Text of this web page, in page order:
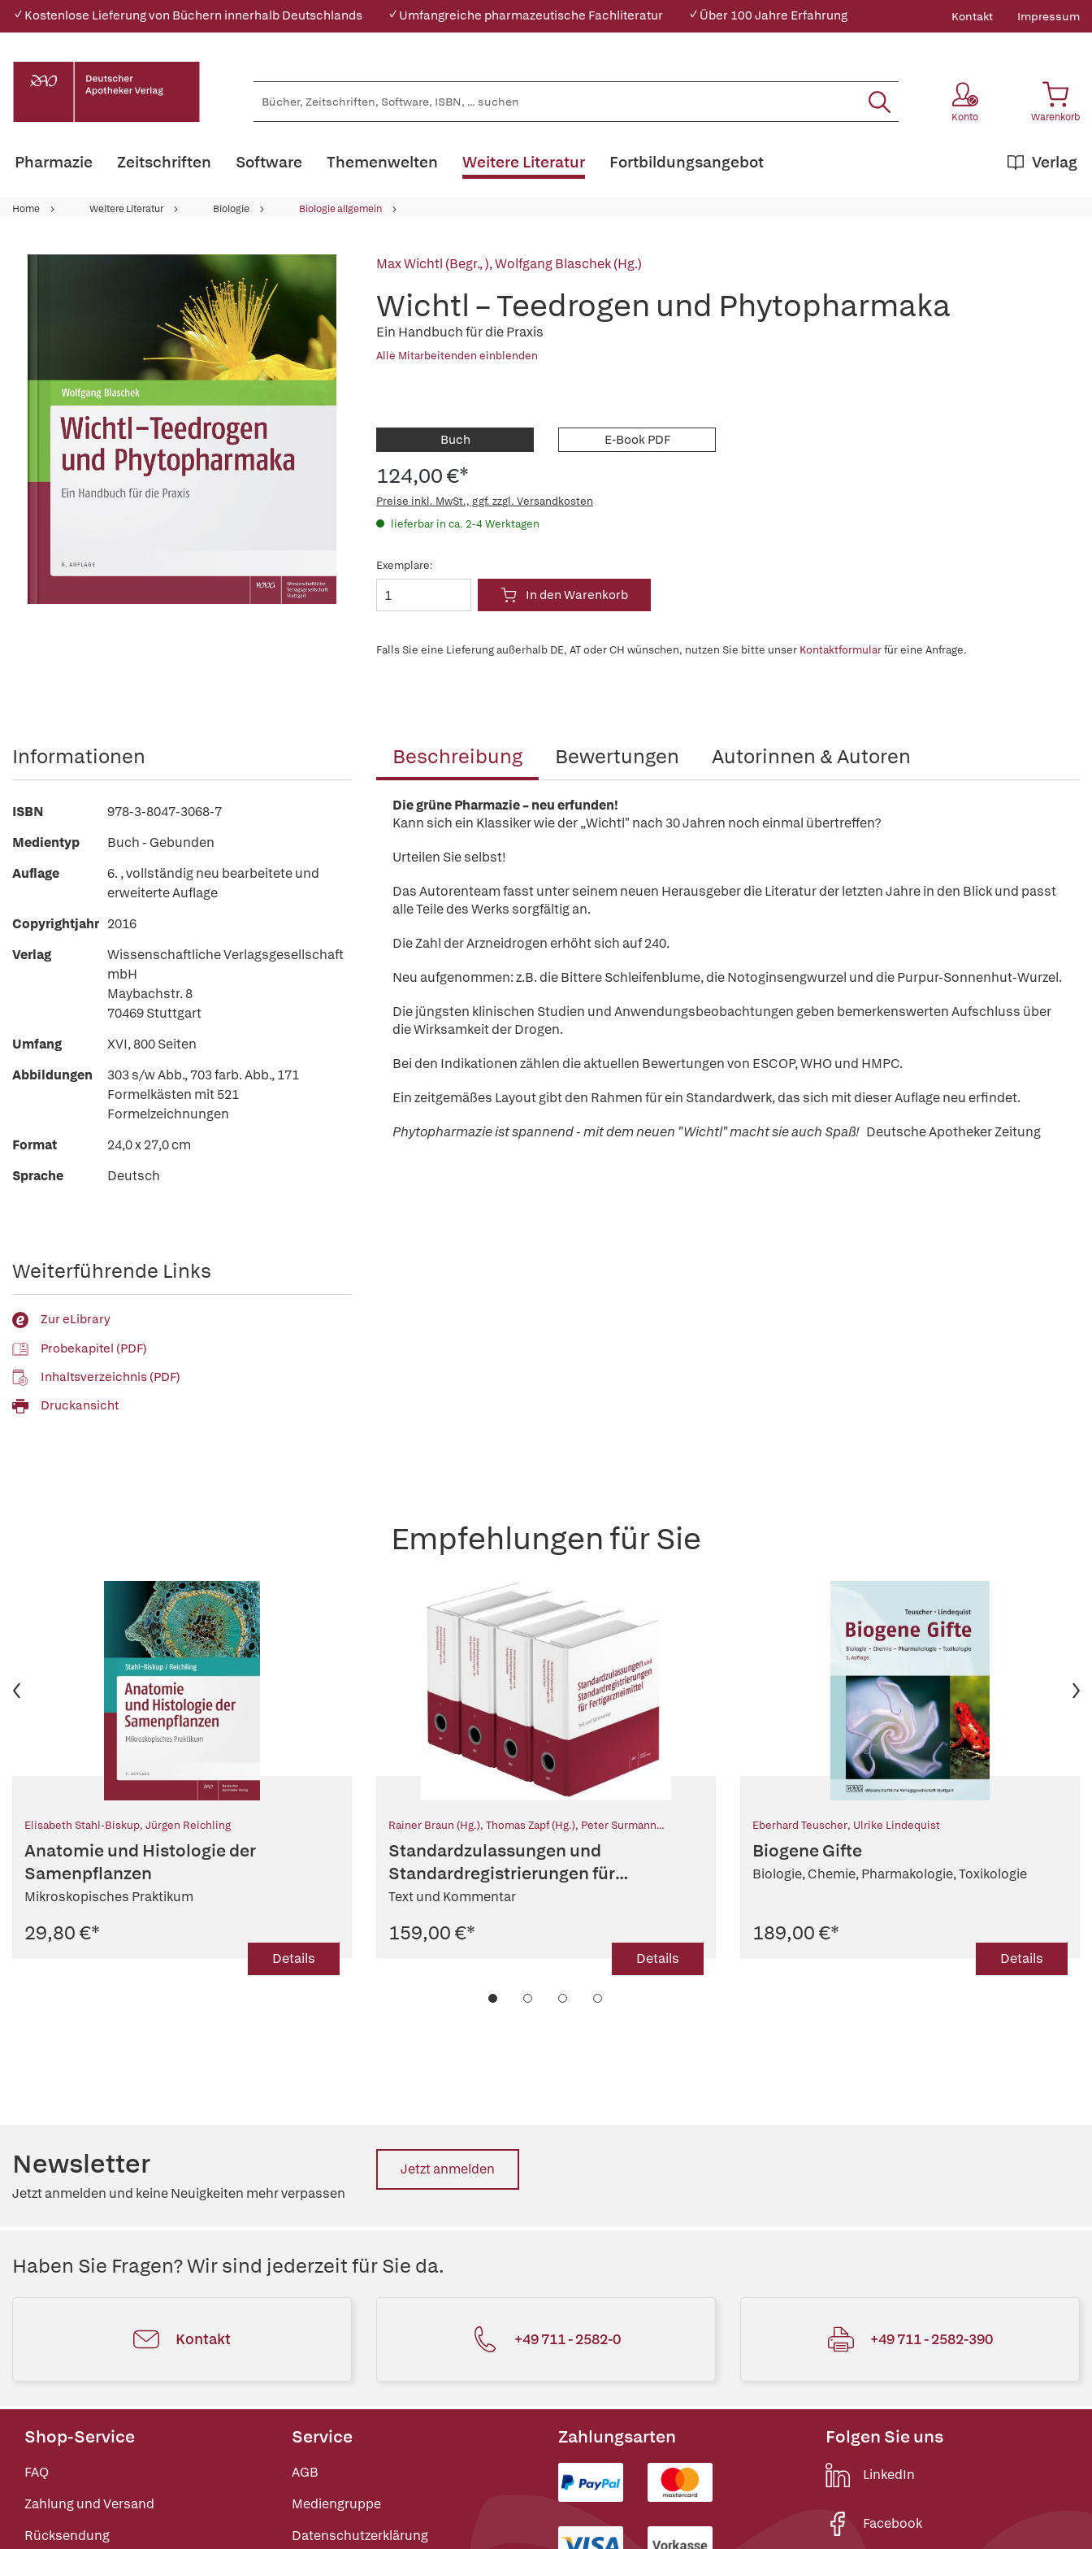
✓ Kostenlose Lieferung von Büchern innerhalb Deutschlands ✓ Umfangreiche pharmazeutische Fachliteratur ✓ Über 100 Jahre Erfahrung Kontakt Impressum
Konto Warenkorb
Pharmazie Zeitschriften Software Themenwelten Weitere Literatur Verlag
Fortbildungsangebot
Home Weitere Literatur Biologie Biologie allgemein
Max Wichtl (Begr., ),Wolfgang Blaschek (Hg.)
Wichtl – Teedrogen und Phytopharmaka
Ein Handbuch für die Praxis
Alle Mitarbeitenden einblenden
Buch E-Book PDF
124,00 €*
Preise inkl. MwSt., ggf. zzgl. Versandkosten
lieferbar in ca. 2-4 Werktagen
Exemplare:
In den Warenkorb
Falls Sie eine Lieferung außerhalb DE, AT oder CH wünschen, nutzen Sie bitte unser Kontaktformularfür eine Anfrage.
Beschreibung Bewertungen Autorinnen & Autoren
Die grüne Pharmazie – neu erfunden!
Kann sich ein Klassiker wie der „Wichtl" nach 30 Jahren noch einmal übertreffen?
Urteilen Sie selbst!
Das Autorenteam fasst unter seinem neuen Herausgeber die Literatur der letzten Jahre in den Blick und passt
alle Teile des Werks sorgfältig an.
Die Zahl der Arzneidrogen erhöht sich auf 240.
Neu aufgenommen: z.B. die Bittere Schleifenblume, die Notoginsengwurzel und die Purpur-Sonnenhut-Wurzel.
Die jüngsten klinischen Studien und Anwendungsbeobachtungen geben bemerkenswerten Aufschluss über
die Wirksamkeit der Drogen.
Bei den Indikationen zählen die aktuellen Bewertungen von ESCOP, WHO und HMPC.
Ein zeitgemäßes Layout gibt den Rahmen für ein Standardwerk, das sich mit dieser Auflage neu erfindet.
Phytopharmazie ist spannend - mit dem neuen "Wichtl" macht sie auch Spaß! Deutsche Apotheker Zeitung
Informationen
ISBN
978-3-8047-3068-7
Medientyp
Buch - Gebunden
Auflage
6. , vollständig neu bearbeitete und
erweiterte Auflage
Copyrightjahr 2016
Verlag
Wissenschaftliche Verlagsgesellschaft
mbH
Maybachstr. 8
70469 Stuttgart
Umfang
XVI, 800 Seiten
Abbildungen
303 s/w Abb., 703 farb. Abb., 171
Formelkästen mit 521
Formelzeichnungen
Format
24,0 x 27,0 cm
Sprache
Deutsch
Weiterführende Links
Zur eLibrary
Probekapitel (PDF)
Inhaltsverzeichnis (PDF)
Druckansicht
Empfehlungen für Sie
Elisabeth Stahl-Biskup, Jürgen Reichling
Anatomie und Histologie der
Samenpflanzen
Mikroskopisches Praktikum
29,80 €*
Details
Rainer Braun (Hg.), Thomas Zapf (Hg.), Peter Surmann
Ziegenmeyer (Mitarb.)
Standardzulassungen und
Standardregistrierungen für
Fertigarzneimittel
Text und Kommentar
159,00 €*
Details
Eberhard Teuscher, Ulrike Lindequist
Biogene Gifte
Biologie, Chemie, Pharmakologie, Toxikologie
189,00 €*
Details
Newsletter
Jetzt anmelden und keine Neuigkeiten mehr verpassen
Jetzt anmelden
Haben Sie Fragen? Wir sind jederzeit für Sie da.
Kontakt +49 711 - 2582-0 +49 711 - 2582-390
Shop-Service
FAQ
Zahlung und Versand
Rücksendung
Service
AGB
Mediengruppe
Datenschutzerklärung
Zahlungsarten Folgen Sie uns
LinkedIn
Facebook